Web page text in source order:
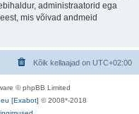
administraatorid ega
mis võivad andmeid
Kõik kellaajad on UTC+02:00
© phpBB Limited
[Exabot] © 2008*-2018